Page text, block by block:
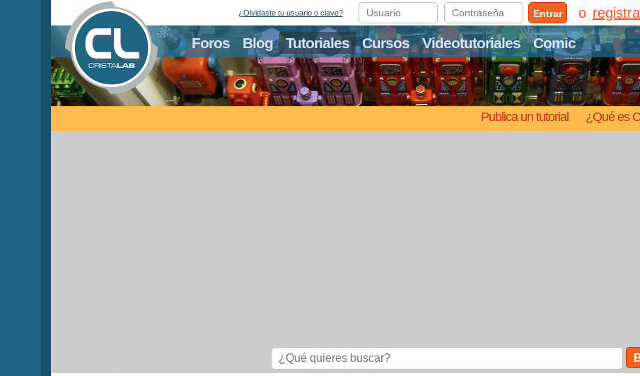
Foros Blog Tutoriales Cursos Videotutoriales Comic
Publica un tutorial ¿Qué es
¿Olvidaste tu usuario o clave? Entrar